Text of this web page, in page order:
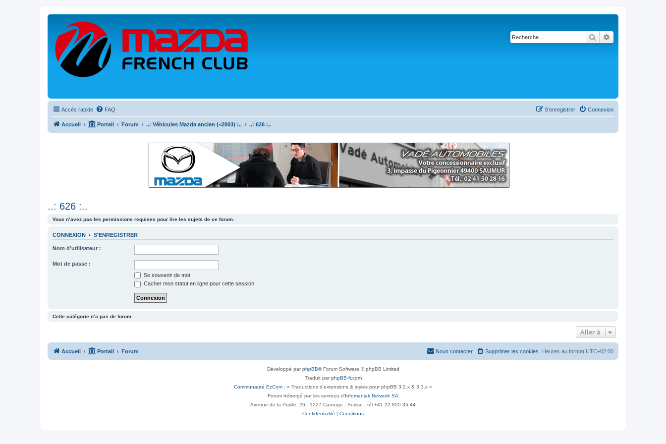
Rechercher
Accès rapide FAQ Connexion
S’enregistrer
Accueil Portail Forum ..: Véhicules Mazda ancien (<2003) :.. ..: 626 :..
..: 626 :..
Vous n’avez pas les permissions requises pour lire les sujets de ce forum.
CONNEXION • S’ENREGISTRER
Nom d’utilisateur :
Mot de passe :
Se souvenir de moi
Cacher mon statut en ligne pour cette session
Cette catégorie n’a pas de forum.
Aller à
Accueil Portail Forum Heures au format UTC+02:00
Supprimer les cookies
Nous contacter
Développé parphpBB® Forum Software © phpBB Limited
Traduit parphpBB-fr.com
Communauté EzCom : « Traductions d'extensions & styles pour phpBB 3.2.x & 3.3.x »
Forum hébergé par les services d’Infomaniak Network SA
Avenue de la Praille, 26 - 1227 Carouge - Suisse - tél +41 22 820 35 44
Confidentialité | Conditions